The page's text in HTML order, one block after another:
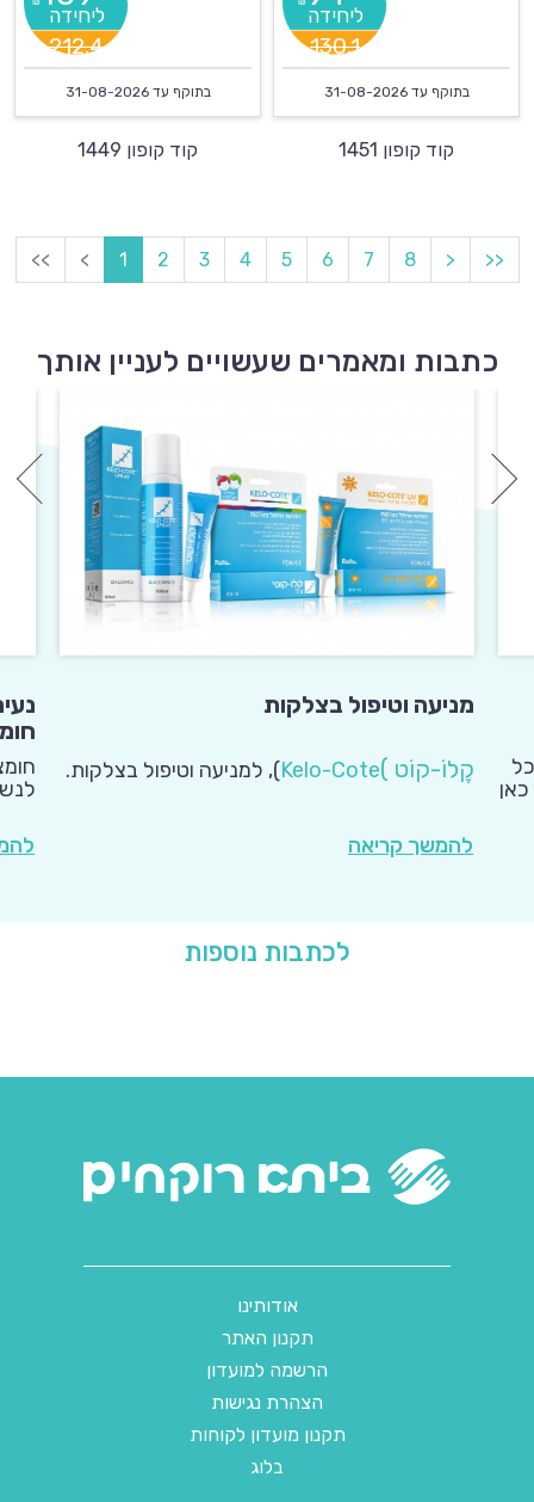
130.1
בתוקף עד31-08-2026
קוד קופון 1451
212.4
בתוקף עד31-08-2026
קוד קופון 1449
<< < 1 2 3 4 5 6 7 8 > >>
כתבות ומאמרים שעשויים לעניין אותך
כל
מניעה וטיפול בצלקות
קֶלוֹ-קוֹט (
Kelo-Cote
), למניעה וטיפול בצלקות.
להמשך קריאה
לכתבות נוספות
אודותינו
תקנון האתר
הרשמה למועדון
הצהרת נגישות
תקנון מועדון לקוחות
בלוג